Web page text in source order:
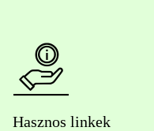
Hasznos linkek